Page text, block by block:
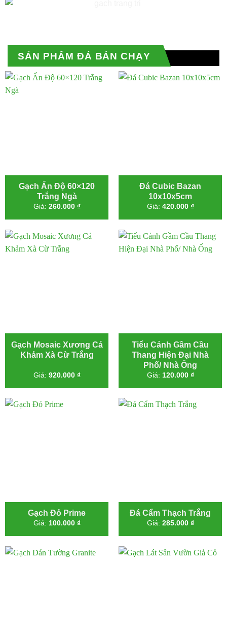
SẢN PHẨM ĐÁ BÁN CHẠY
Gạch Ấn Độ 60×120
Trắng Ngà
Giá: 260.000 ₫
Đá Cubic Bazan
10x10x5cm
Giá: 420.000 ₫
Gạch Mosaic Xương Cá
Khảm Xà Cừ Trắng
Giá: 920.000 ₫
Tiểu Cảnh Gầm Cầu
Thang Hiện Đại Nhà
Phố/ Nhà Ống
Giá: 120.000 ₫
Gạch Đỏ Prime
Giá: 100.000 ₫
Đá Cẩm Thạch Trắng
Giá: 285.000 ₫